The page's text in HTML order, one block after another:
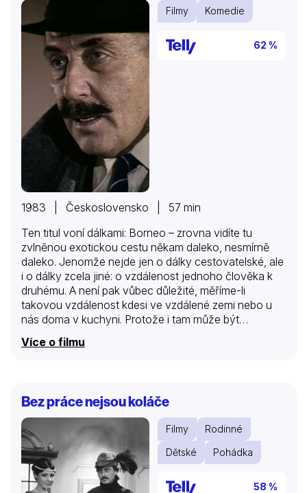
Filmy Komedie
62 %
1983 | Československo | 57 min
Ten titul voní dálkami: Borneo – zrovna vidíte tu
zvlněnou exotickou cestu někam daleko, nesmírně
daleko. Jenomže nejde jen o dálky cestovatelské, ale
i o dálky zcela jiné: o vzdálenost jednoho člověka k
druhému. A není pak vůbec důležité, měříme-li
takovou vzdálenost kdesi ve vzdálené zemi nebo u
nás doma v kuchyni. Protože i tam může být
metr dvacet od stolu ke kredenci, nýbrž nepočítaně
Gregor (M. Kopecký), smutná mladá žena Ludmila
Křimická (M. Vančurová), Václavova dcera Vladěna
(I. Svobodová), Mirek (M. Pešek), prostě…
Více o filmu
Bez práce nejsou koláče
Filmy
Rodinné
Dětské
Pohádka
58 %